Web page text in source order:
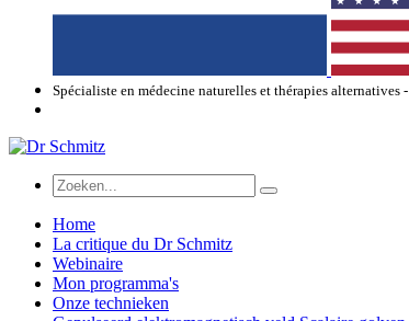
Spécialiste en médecine naturelles et thérapies alternatives -
Home
La critique du Dr Schmitz
Webinaire
Mon programma's
Onze technieken